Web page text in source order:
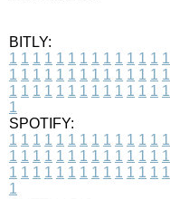
BITLY:
1 1 1 1 1 1 1 1 1 1 1 1 1 1
1 1 1 1 1 1 1 1 1 1 1 1 1 1
1 1 1 1 1 1 1 1 1 1 1 1 1 1
1
SPOTIFY:
1 1 1 1 1 1 1 1 1 1 1 1 1 1
1 1 1 1 1 1 1 1 1 1 1 1 1 1
1 1 1 1 1 1 1 1 1 1 1 1 1 1
1